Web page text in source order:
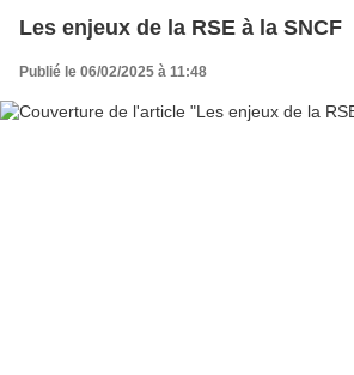
Les enjeux de la RSE à la SNCF
Publié le 06/02/2025 à 11:48